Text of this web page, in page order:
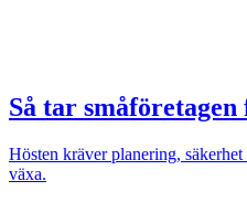
Så tar
Hösten kräver planering,
växa.